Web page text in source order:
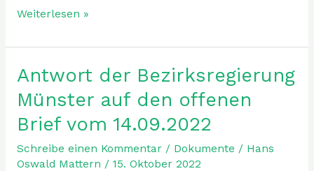
Weiterlesen »
Antwort der Bezirksregierung
Münster auf den offenen
Brief vom 14.09.2022
Schreibe einen Kommentar / Dokumente / Hans
Oswald Mattern / 15. Oktober 2022
Antwort
Bezirksregierung
Münster
den